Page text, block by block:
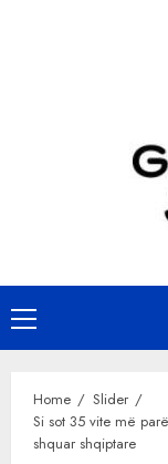
Primary
Menu
Home
Slider
Si sot 35 vite më
shquar shqiptare